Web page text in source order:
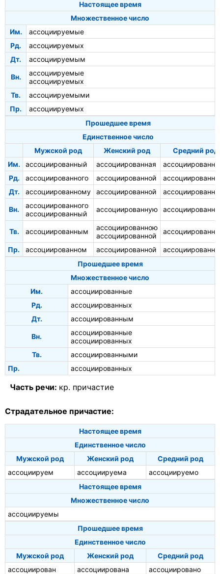
Настоящее время
Множественное число
Им.
ассоциируемые
Рд.
ассоциируемых
Дт.
ассоциируемым
Вн.
ассоциируемые
ассоциируемых
Тв.
ассоциируемыми
Пр.
ассоциируемых
Прошедшее время
Единственное число
Мужской род
Женский род
Средний род
Им.
ассоциированный ассоциированная
Рд.
ассоциированного ассоциированной
Дт.
ассоциированному ассоциированной
Вн.
ассоциированного
ассоциированный
ассоциированную
Тв. ассоциированным
ассоциированною
ассоциированной
Пр. ассоциированном ассоциированной
Прошедшее время
Множественное число
Им.
ассоциированные
Рд.
ассоциированных
Дт.
ассоциированным
Вн.
ассоциированные
ассоциированных
Тв.
ассоциированными
Пр.
ассоциированных
Часть речи: кр. причастие
Страдательное причастие:
Настоящее время
Единственное число
Мужской род
Женский род
Средний род
ассоциируем
ассоциируема
ассоциируемо
Настоящее время
Множественное число
ассоциируемы
Прошедшее время
Единственное число
Мужской род
Женский род
Средний род
ассоциирован
ассоциирована
ассоциировано